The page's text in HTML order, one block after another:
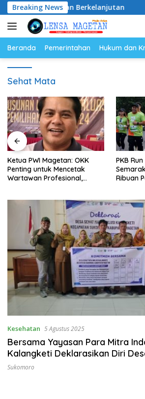
Langsung
ke
konten
Breaking News
Masa Depan Berkelanjutan
Beranda Pemerintahan Hukum dan
Sehat Mata
Ketua PWI Magetan: OKK
Penting untuk Mencetak
Wartawan Profesional,
PKB
Ribuan
Kesehatan 5 Agustus 2025
Bersama Yayasan Para Mitra
Kalangketi Deklarasikan Diri
Inklusif
Sukomoro